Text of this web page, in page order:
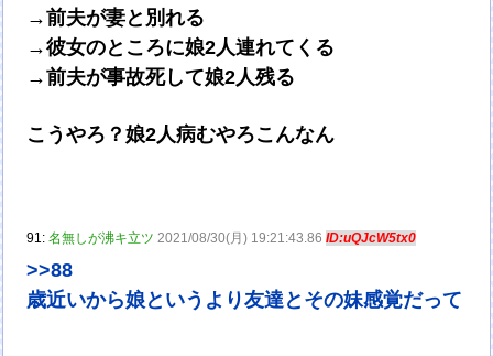
→前夫が妻と別れる
→彼女のところに娘2人連れてくる
→前夫が事故死して娘2人残る
こうやろ？娘2人病むやろこんなん
91:名無しが沸キ立ツ 2021/08/30(月) 19:21:43.86ID:uQJcW5tx0
>>88
歳近いから娘というより友達とその妹感覚だって